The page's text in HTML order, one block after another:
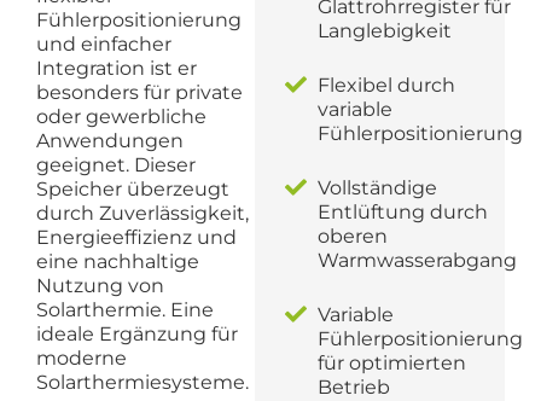
Fühlerpositionierung
und einfacher
Integration ist er
besonders für private
oder gewerbliche
Anwendungen
geeignet. Dieser
Speicher überzeugt
durch Zuverlässigkeit,
Energieeffizienz und
eine nachhaltige
Nutzung von
Solarthermie. Eine
ideale Ergänzung für
moderne
Solarthermiesysteme.
Glattrohrregister für
Langlebigkeit
Flexibel durch
variable
Fühlerpositionierung
Vollständige
Entlüftung durch
oberen
Warmwasserabgang
Variable
Fühlerpositionierung
für optimierten
Betrieb